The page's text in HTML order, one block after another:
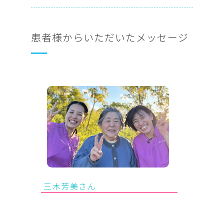
患者様からいただいたメッセージ
三木芳美さん